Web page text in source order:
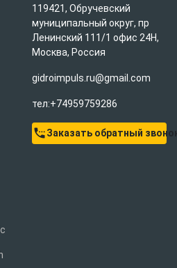
119421, Обручевский
муниципальный округ, пр
Ленинский 111/1 офис 24Н,
Москва, Россия
gidroimpuls.ru@gmail.com
тел:+74959759286
settings_phoneЗаказать обратный